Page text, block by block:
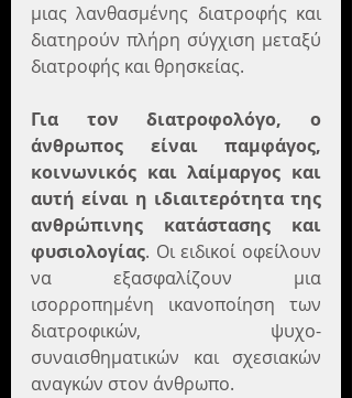
μιας λανθασμένης διατροφής και
διατηρούν πλήρη σύγχιση μεταξύ
διατροφής και θρησκείας.
Για τον διατροφολόγο, ο
άνθρωπος είναι παμφάγος,
κοινωνικός και λαίμαργος και
αυτή είναι η ιδιαιτερότητα της
ανθρώπινης κατάστασης και
φυσιολογίας. Οι ειδικοί οφείλουν
να εξασφαλίζουν μια
ισορροπημένη ικανοποίηση των
διατροφικών, ψυχο-
συναισθηματικών και σχεσιακών
αναγκών στον άνθρωπο.